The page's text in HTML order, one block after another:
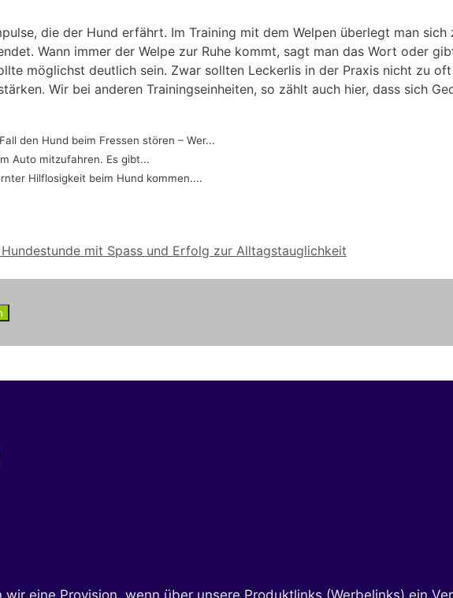
die der Hund erfährt. Im Training mit dem Welpen überlegt man sich
Wann immer der Welpe zur Ruhe kommt, sagt man das Wort oder
möglichst deutlich sein. Zwar sollten Leckerlis in der Praxis nicht zu
Wir bei anderen Trainingseinheiten, so zählt auch hier, dass sich
den Hund beim Fressen stören – Wer...
Auto mitzufahren. Es gibt...
Hilflosigkeit beim Hund kommen....
mit Spass und Erfolg zur Alltagstauglichkeit
eine Provision, wenn über unsere Produktlinks (Werbelinks) ein